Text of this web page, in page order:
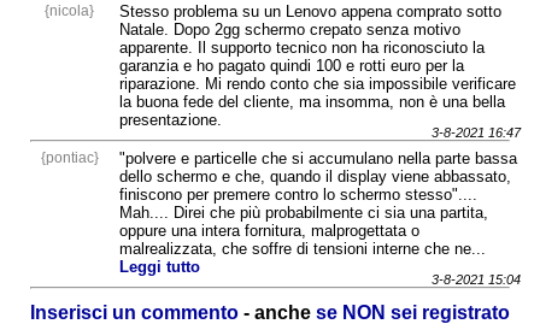
{nicola}
Stesso problema su un Lenovo appena comprato sotto
Natale. Dopo 2gg schermo crepato senza motivo
apparente. Il supporto tecnico non ha riconosciuto la
garanzia e ho pagato quindi 100 e rotti euro per la
riparazione. Mi rendo conto che sia impossibile verificare
la buona fede del cliente, ma insomma, non è una bella
presentazione.
3-8-2021 16:47
{pontiac}
"polvere e particelle che si accumulano nella parte bassa
dello schermo e che, quando il display viene abbassato,
finiscono per premere contro lo schermo stesso"....
Mah.... Direi che più probabilmente ci sia una partita,
oppure una intera fornitura, malprogettata o
malrealizzata, che soffre di tensioni interne che ne...
Leggi tutto
3-8-2021 15:04
Inserisci un commento - anche se NON sei registrato